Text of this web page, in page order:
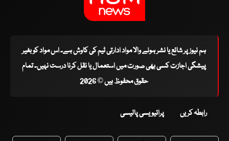
ہم نیوز پر شائع یا نشر ہونے والا مواد ادارتی ٹیم کی کاوش ہے۔ اس مواد کو بغیر
پیشگی اجازت کسی بھی صورت میں استعمال یا نقل کرنا درست نہیں۔ تمام
حقوق محفوظ ہیں © 2026
رابطہ کریں پرائیویسی پالیسی